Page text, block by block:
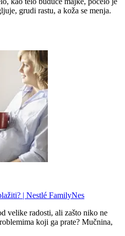
grudi rastu, a koža se menja.
| Nestlé FamilyNes
velike radosti, ali zašto niko ne
koji ga prate? Mučnina,